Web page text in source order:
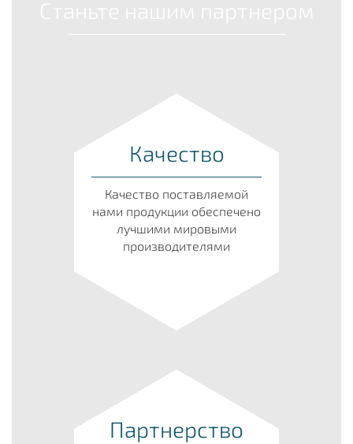
Качество
Качество поставляемой
нами продукции обеспечено
лучшими мировыми
производителями
Партнерство